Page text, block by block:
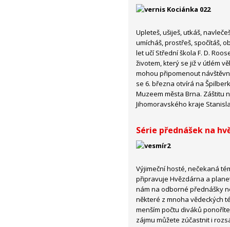
Upleteš, ušiješ, utkáš,
umícháš, prostřeš, spočítáš,
let učí Střední škola F. D.
životem, který se již v útlém
mohou připomenout
se 6. března otvírá na
Muzeem města Brna. Záštitu
Jihomoravského kraje
Série přednášek na
Výjimeční hosté, nečekaná
připravuje Hvězdárna a
nám na odborné přednášky
některé z mnoha vědeckých
menším počtu diváků
zájmu můžete zúčastnit i